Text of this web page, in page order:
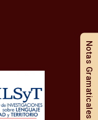
Notas Gramaticales